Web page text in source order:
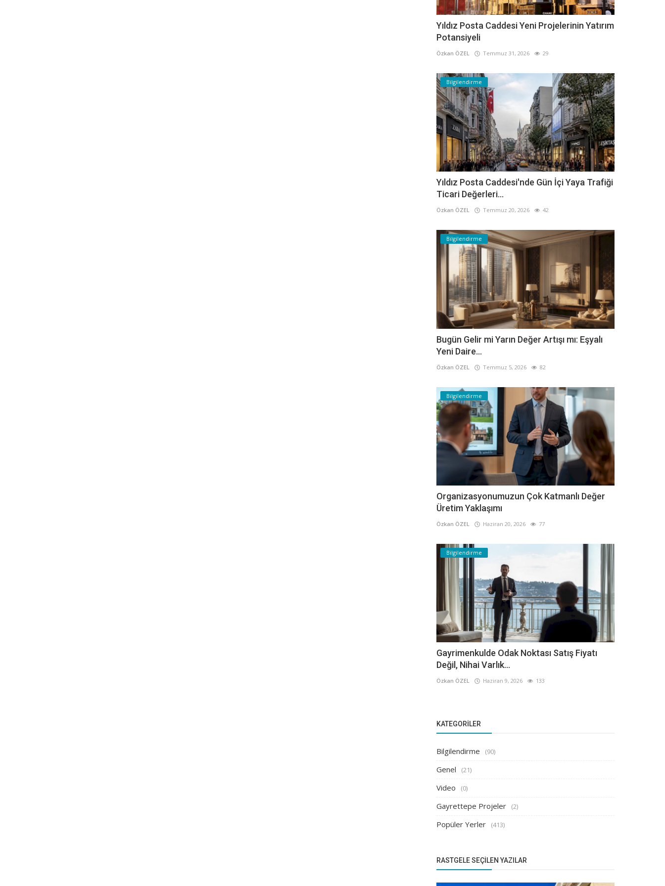
Yıldız Posta Caddesi Yeni Projelerinin Yatırım
Potansiyeli
Özkan ÖZEL Temmuz 31, 2026 29
Bilgilendirme
Yıldız Posta Caddesi'nde Gün İçi Yaya Trafiği
Ticari Değerleri...
Özkan ÖZEL Temmuz 20, 2026 42
Bilgilendirme
Bugün Gelir mi Yarın Değer Artışı mı: Eşyalı
Yeni Daire...
Özkan ÖZEL Temmuz 5, 2026 82
Bilgilendirme
Organizasyonumuzun Çok Katmanlı Değer
Üretim Yaklaşımı
Özkan ÖZEL Haziran 20, 2026 77
Bilgilendirme
Gayrimenkulde Odak Noktası Satış Fiyatı
Değil, Nihai Varlık...
Özkan ÖZEL Haziran 9, 2026 133
KATEGORILER
Bilgilendirme (90)
Genel (21)
Video (0)
Gayrettepe Projeler (2)
Popüler Yerler (413)
RASTGELE SEÇILEN YAZILAR